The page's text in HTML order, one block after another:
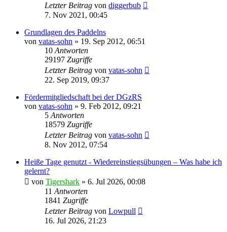
Letzter Beitrag von diggerbub
7. Nov 2021, 00:45
Grundlagen des Paddelns
von vatas-sohn » 19. Sep 2012, 06:51
10 Antworten
29197 Zugriffe
Letzter Beitrag von vatas-sohn
22. Sep 2019, 09:37
Fördermitgliedschaft bei der DGzRS
von vatas-sohn » 9. Feb 2012, 09:21
5 Antworten
18579 Zugriffe
Letzter Beitrag von vatas-sohn
8. Nov 2012, 07:54
Heiße Tage genutzt - Wiedereinstiegsübungen – Was habe ich
gelernt?
von Tigershark » 6. Jul 2026, 00:08
11 Antworten
1841 Zugriffe
Letzter Beitrag von Lowpull
16. Jul 2026, 21:23